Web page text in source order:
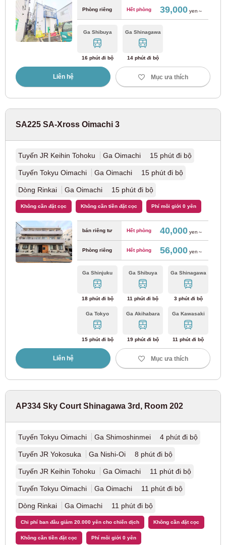
Phòng riêng Hết phòng 39,000yen～
Ga Shibuya
16 phút đi bộ
Ga Shinagawa
14 phút đi bộ
Liên hệ Mục ưa thích
SA225 SA-Xross Oimachi 3
Tuyến JR Keihin Tohoku Ga Oimachi 15 phút đi bộ
Tuyến Tokyu Oimachi Ga Oimachi 15 phút đi bộ
Dòng Rinkai Ga Oimachi 15 phút đi bộ
Không cần đặt cọc Không cần tiền đặt cọc Phí môi giới 0 yên
bán riêng tư Hết phòng 40,000yen～
Phòng riêng Hết phòng 56,000yen～
Ga Shinjuku
18 phút đi bộ
Ga Shibuya
11 phút đi bộ
Ga Shinagawa
3 phút đi bộ
Ga Tokyo
15 phút đi bộ
Ga Akihabara
19 phút đi bộ
Ga Kawasaki
11 phút đi bộ
Liên hệ Mục ưa thích
AP334 Sky Court Shinagawa 3rd, Room 202
Tuyến Tokyu Oimachi Ga Shimoshinmei 4 phút đi bộ
Tuyến JR Yokosuka Ga Nishi-Oi 8 phút đi bộ
Tuyến JR Keihin Tohoku Ga Oimachi 11 phút đi bộ
Tuyến Tokyu Oimachi Ga Oimachi 11 phút đi bộ
Dòng Rinkai Ga Oimachi 11 phút đi bộ
Chi phí ban đầu giảm 20.000 yên cho chiến dịch Không cần đặt cọc
Không cần tiền đặt cọc Phí môi giới 0 yên
Đường sắt điện Odakyu
Tuyến Odakyu Odawara
Tuyến Odakyu Tama (2)
Tuyến Keisei Oshiage (3)
Tuyến Keisei Kanamachi (9)
Tuyến Keisei Chiba (11)
Tuyến Keisei Matsudo (7)
Đường sắt điện Keikyu
(65)
Tuyến sân bay Keikyu (4)
Tuyến Keikyu Daishi (6)
Đường sắt Tobu
Tuyến Tobu Tojo (69)
Tuyến Tobu Kameido (1)
Đường sắt Hokuso